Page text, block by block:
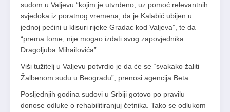
sudom u Valjevu “kojim je utvrđeno, uz pomoć relevantnih
svjedoka iz poratnog vremena, da je Kalabić ubijen u
jednoj pećini u klisuri rijeke Gradac kod Valjeva”, te da
“prema tome, nije mogao izdati svog zapovjednika
Dragoljuba Mihailovića”.
Viši tužitelj u Valjevu potvrdio je da će se “svakako žaliti
Žalbenom sudu u Beogradu”, prenosi agencija Beta.
Posljednjih godina sudovi u Srbiji gotovo po pravilu
donose odluke o rehabilitiranjuj četnika. Tako se odlukom